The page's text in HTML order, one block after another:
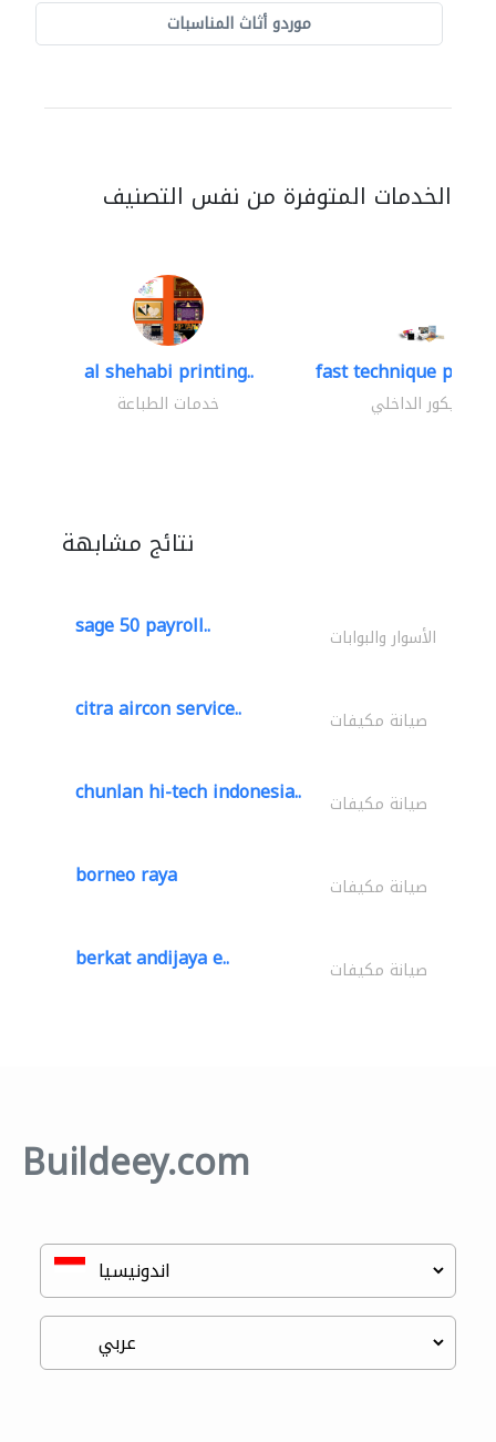
موردو أثاث المناسبات
الخدمات المتوفرة من نفس التصنيف
al shehabi printing..
خدمات الطباعة
fast technique pre-
الديكور الداخلي
نتائج مشابهة
sage 50 payroll.. الأسوار والبوابات
citra aircon service.. صيانة مكيفات
chunlan hi-tech indonesia.. صيانة مكيفات
borneo raya صيانة مكيفات
berkat andijaya e.. صيانة مكيفات
Buildeey.com